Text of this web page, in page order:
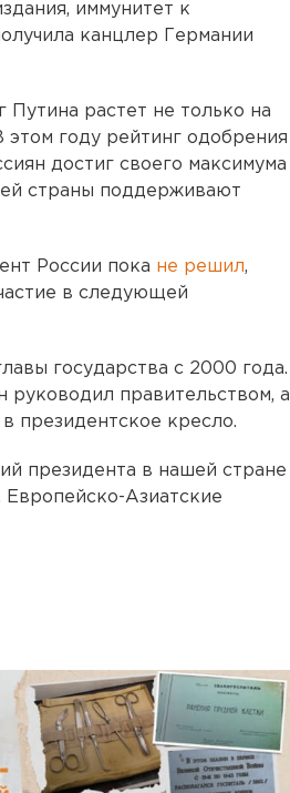
иммунитет к
канцлер Германии
Путина растет не только на
году рейтинг одобрения
достиг своего максимума
страны поддерживают
России пока не решил,
в следующей
государства с 2000 года.
руководил правительством, а
президентское кресло.
президента в нашей стране
Европейско-Азиатские